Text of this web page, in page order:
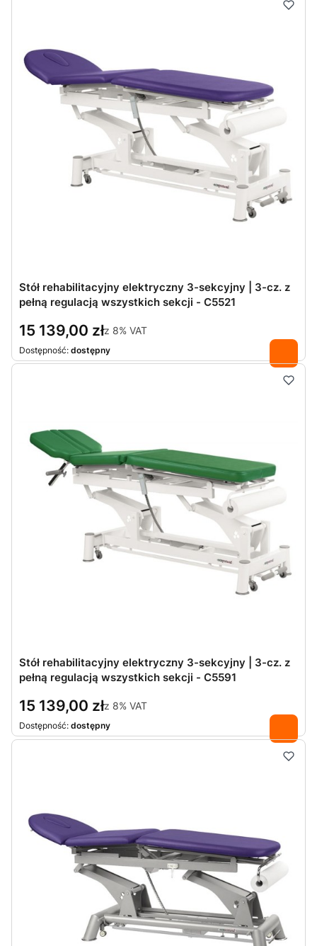
Stół rehabilitacyjny elektryczny 3-sekcyjny | 3-cz. z
pełną regulacją wszystkich sekcji - C5521
15 139,00 złz 8% VAT
Dostępność: dostępny
Stół rehabilitacyjny elektryczny 3-sekcyjny | 3-cz. z
pełną regulacją wszystkich sekcji - C5591
15 139,00 złz 8% VAT
Dostępność: dostępny